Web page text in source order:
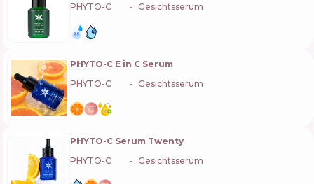
PHYTO-C
Gesichtsserum
PHYTO-C E in C Serum
PHYTO-C
Gesichtsserum
PHYTO-C Serum Twenty
PHYTO-C
Gesichtsserum